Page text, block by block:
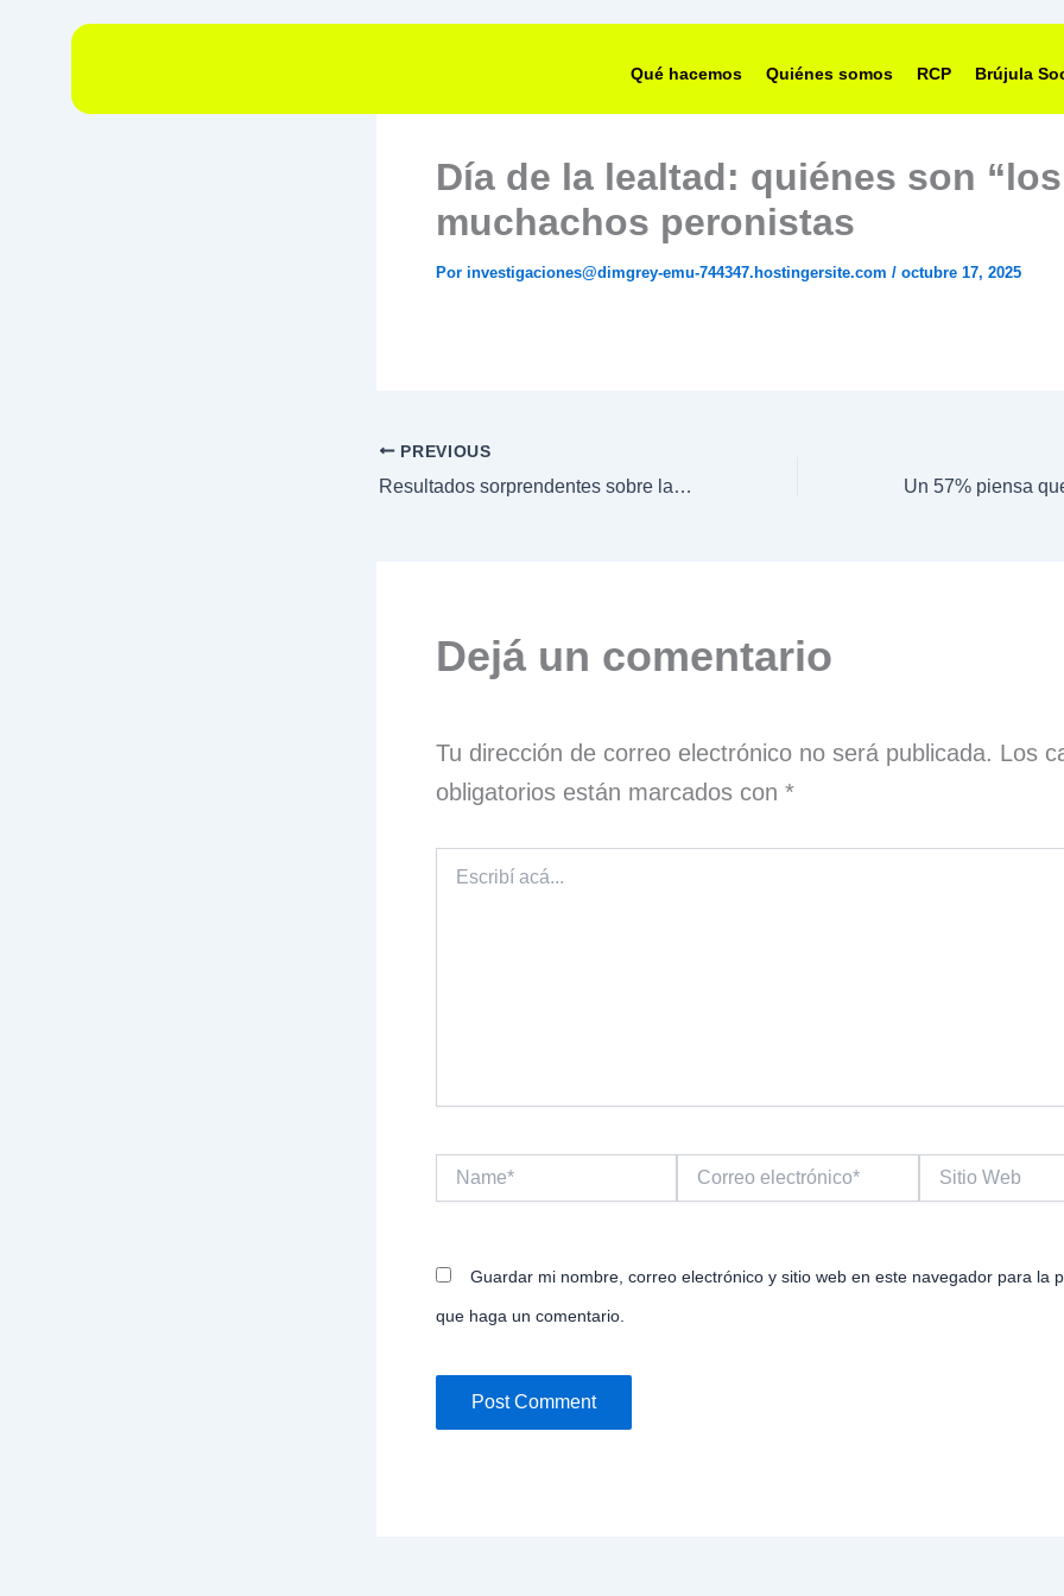
contenido
Qué hacemos Quiénes somos RCP Brújula
Día de la lealtad: quiénes son “los
muchachos peronistas
Por investigaciones@dimgrey-emu-744347.hostingersite.com / octubre 17, 2025
PREVIOUS
Resultados sorprendentes sobre la interna peronista
Dejá un comentario
Tu dirección de correo electrónico no será publicada. Los
obligatorios están marcados con *
acá...
electrónico*
Web
Guardar mi nombre, correo electrónico y sitio web en este navegador para la
que haga un comentario.